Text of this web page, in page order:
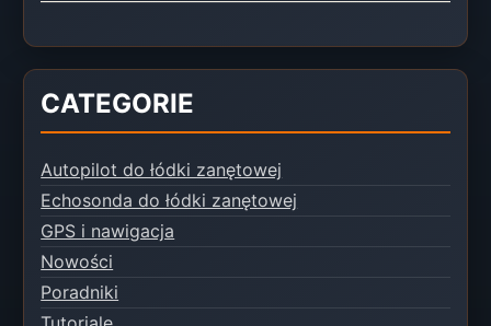
CATEGORIE
Autopilot do łódki zanętowej
Echosonda do łódki zanętowej
GPS i nawigacja
Nowości
Poradniki